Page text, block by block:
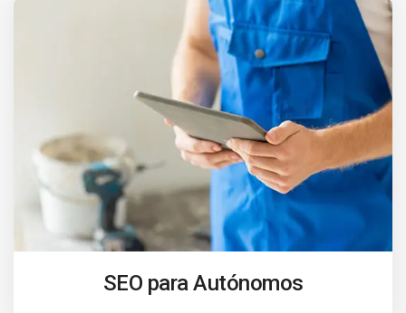
SEO para Autónomos